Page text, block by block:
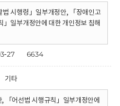
법 시행령」일부개정안, 「장애인고
」일부개정안에 대한 개인정보 침해
27 6634
기타
, 「어선법 시행규칙」일부개정안에